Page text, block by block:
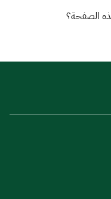
الصفحة؟